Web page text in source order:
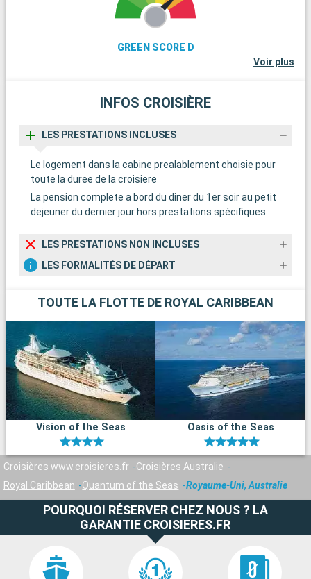
GREEN SCORE D
Voir plus
INFOS CROISIÈRE
LES PRESTATIONS INCLUSES
Le logement dans la cabine prealablement choisie pour
toute la duree de la croisiere
La pension complete a bord du diner du 1er soir au petit
dejeuner du dernier jour hors prestations spécifiques
LES PRESTATIONS NON INCLUSES
LES FORMALITÉS DE DÉPART
TOUTE LA FLOTTE DE ROYAL CARIBBEAN
Vision of the Seas Oasis of the Seas
Croisières www.croisieres.fr
Croisières Australie
Royal Caribbean
Quantum of the Seas Royaume-Uni, Australie
POURQUOI RÉSERVER CHEZ NOUS ? LA
GARANTIE CROISIERES.FR